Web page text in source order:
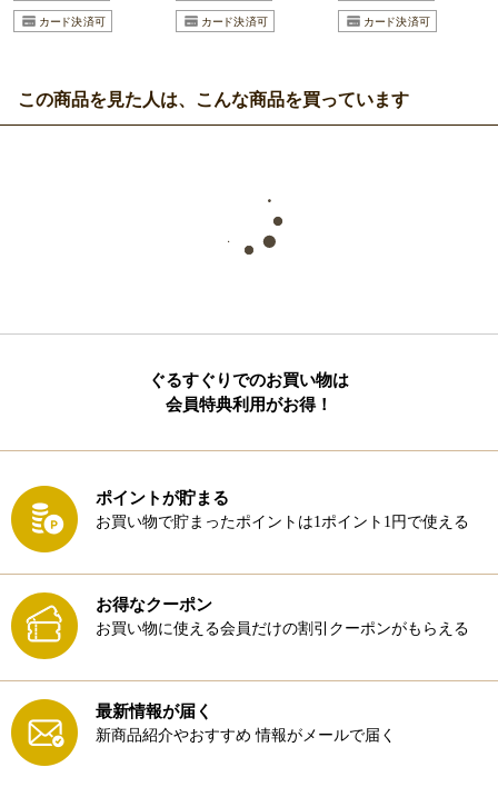
この商品を見た人は、こんな商品を買っています
ぐるすぐりでのお買い物は
会員特典利用がお得！
ポイントが貯まる
お買い物で貯まったポイントは1ポイント1円で使える
お得なクーポン
お買い物に使える会員だけの割引クーポンがもらえる
最新情報が届く
新商品紹介やおすすめ 情報がメールで届く